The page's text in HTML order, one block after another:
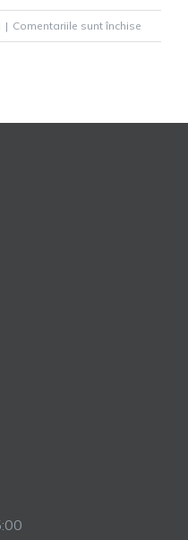
| Comentariile sunt închise
Anunț